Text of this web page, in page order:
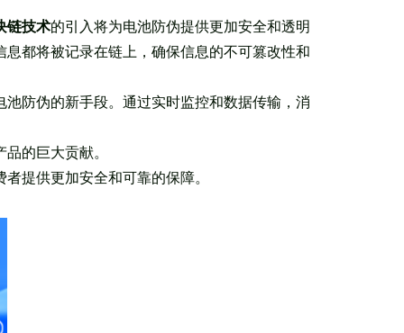
链技术的引入将为电池防伪提供更加安全和透明
都将被记录在链上，确保信息的不可篡改性和
池防伪的新手段。通过实时监控和数据传输，消
的巨大贡献。
提供更加安全和可靠的保障。